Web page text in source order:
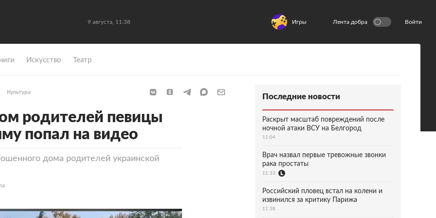
9 августа, 11:38 Игры Лента добра Войти
Искусство Театр
Культура
родителей певицы
попал на видео
дома родителей украинской
Последние новости
Раскрыт масштаб повреждений после
ночной атаки ВСУ на Белгород
11:04
Врач назвал первые тревожные звонки
рака простаты
11:33
Российский пловец встал на колени и
извинился за критику Парижа
11:28